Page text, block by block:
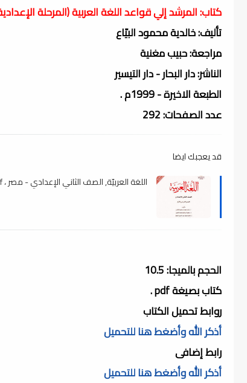
كتاب: المرشد إلي قواعد اللغة العربية (المرحلة
تأليف: خالدية محمود البيّاع
مراجعة: حبيب مغنية
الناشر: دار البحار - دار التيسير
الطبعة الاخيرة - 1999م .
عدد الصفحات: 292
قد يعجبك ايضا
اللغة العربيّة, الصف الثاني الإعدادي - مصر ، pdf
الحجم بالميجا: 10.5
كتاب بصيغة pdf .
روابط تحميل الكتاب
أذكر الله وأضغط هنا للتحميل
رابط إضافى
أذكر الله وأضغط هنا للتحميل